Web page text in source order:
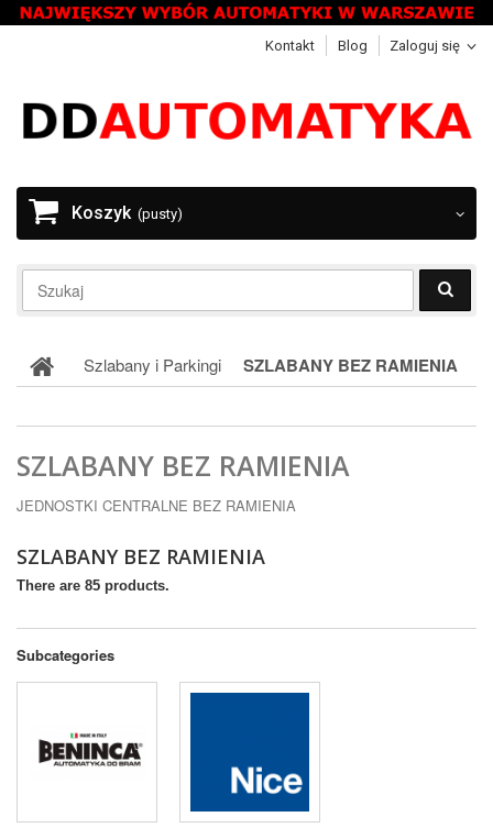
Zaloguj się
Kontakt Blog
Koszyk (pusty)
Szlabany i Parkingi SZLABANY BEZ RAMIENIA
SZLABANY BEZ RAMIENIA
JEDNOSTKI CENTRALNE BEZ RAMIENIA
SZLABANY BEZ RAMIENIA
There are 85 products.
Subcategories